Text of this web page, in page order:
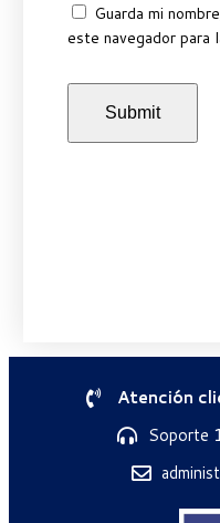
Guarda mi
este navegador para
Atención
Soporte